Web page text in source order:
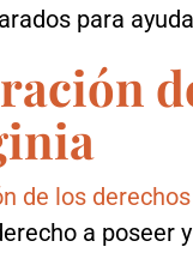
para
de los
a poseer